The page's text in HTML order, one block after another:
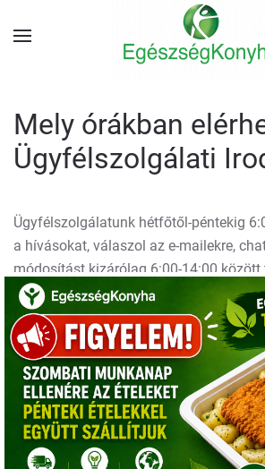
Mely órákban
Ügyfélszolgálati
Ügyfélszolgálatunk hétfőtől-péntekig
a hívásokat, válaszol az e-mailekre,
módosítást kizárólag 6:00-14:00
következő napra.
Munkaszüneti napokon, emailen
követő első munkanapon válaszoljuk
Telefonos